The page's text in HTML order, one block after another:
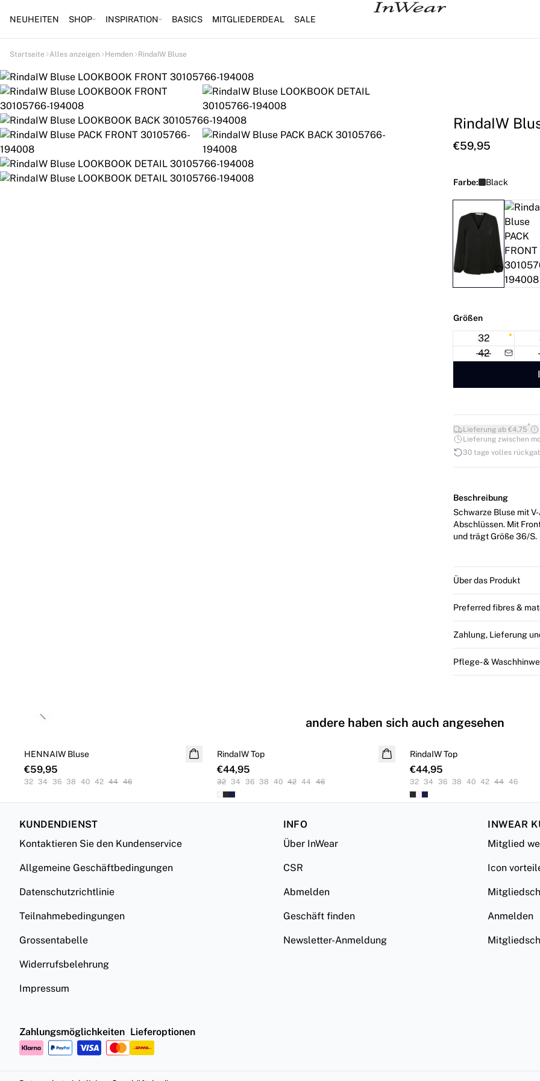
NEUHEITEN SHOP INSPIRATION BASICS MITGLIEDERDEAL SALE
Startseite Alles anzeigen Hemden RindaIW Bluse
RindaIW
€59,95
Farbe: Black
Größen
32
42
Lieferung ab €4,75*
Lieferung zwischen
30 tage volles
Beschreibung
Schwarze Bluse mit
Abschlüssen. Mit Frontfalte und
und trägt Größe 36/S.
Über das Produkt
Preferred fibres &
Zahlung, Lieferung
Pflege- &
andere haben sich auch angesehen
NEUHEITEN
HENNAIW Bluse
€59,95
32 34 36 38 40 42 44 46
RindaIW Top
€44,95
32 34 36 38 40 42 44 46
RindaIW Top
€44,95
32 34 36 38 40 42 44 46
Previous slide
KUNDENDIENST
Kontaktieren Sie den Kundenservice
Allgemeine Geschäftbedingungen
Datenschutzrichtlinie
Teilnahmebedingungen
Grossentabelle
Widerrufsbelehrung
Impressum
INFO
Über InWear
CSR
Abmelden
Geschäft finden
Newsletter-Anmeldung
INWEAR
Mitglied
Icon
Anmelden
Zahlungsmöglichkeiten Lieferoptionen